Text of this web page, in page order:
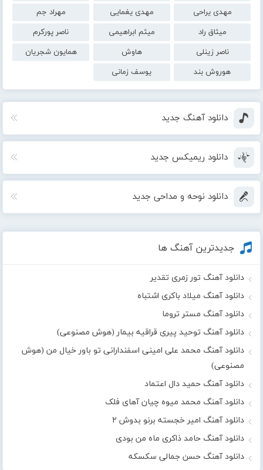
مهدی یراحی
مهدی یغمایی
مهراد جم
میثاق راد
میثم ابراهیمی
ناصر پورکرم
ناصر زینلی
هاوش
همایون شجریان
هوروش بند
یوسف زمانی
دانلود آهنگ جدید
دانلود ریمیکس جدید
دانلود نوحه و مداحی جدید
جدیدترین آهنگ ها
دانلود آهنگ تور زمری تقدیر
دانلود آهنگ میلاد باکری اشتباه
دانلود آهنگ مستر تروما
دانلود آهنگ توحید پیری قراقیه بیمار (هوش مصنوعی)
دانلود آهنگ محمد علی امینی اسفندارانی تو باور خیال من (هوش
مصنوعی)
دانلود آهنگ حمید دال اعتماد
دانلود آهنگ محمد میوه چیان آهای فلک
دانلود آهنگ امیر خجسته برنو بدوش ۲
دانلود آهنگ حامد ذاکری ماه من بودی
دانلود آهنگ حسن جمالی سکسکه